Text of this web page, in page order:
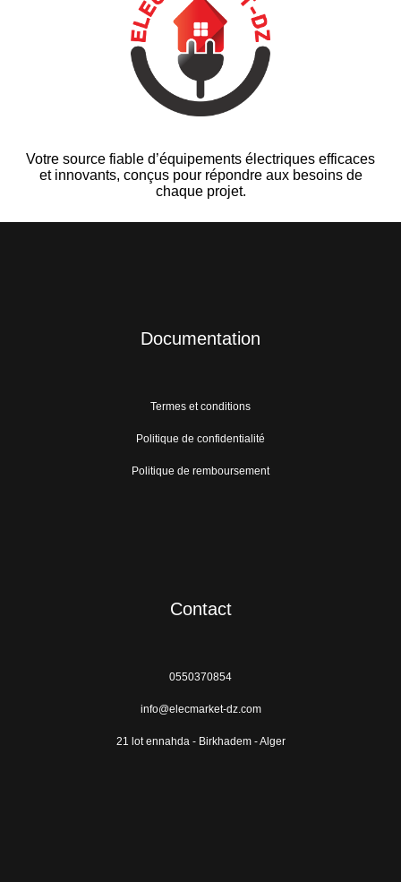
Votre source fiable d’équipements électriques efficaces
et innovants, conçus pour répondre aux besoins de
chaque projet.
Documentation
Termes et conditions
Politique de confidentialité
Politique de remboursement
Contact
0550370854
info@elecmarket-dz.com
21 lot ennahda - Birkhadem - Alger